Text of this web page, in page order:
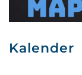
Kalender